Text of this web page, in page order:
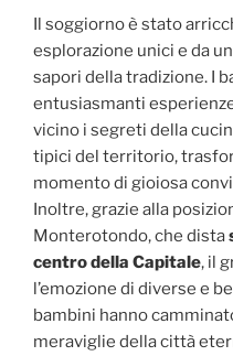
Il soggiorno è stato
esplorazione unici e da
sapori della tradizione. I
entusiasmanti
vicino i segreti della
tipici del territorio,
momento di gioiosa
Inoltre, grazie alla
Monterotondo, che dista
centro della Capitale, il
l’emozione di diverse e
bambini hanno
meraviglie della città